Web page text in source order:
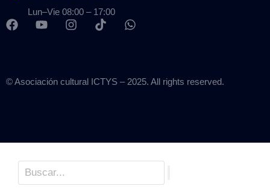
Lun–Vie 08:00 – 17:00
© Asociación cultural ICTYS – 2025. All rights reserved.